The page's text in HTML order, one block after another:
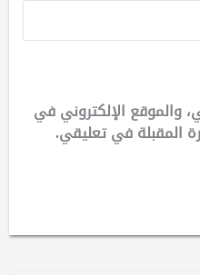
والموقع الإلكتروني في
المقبلة في تعليقي.